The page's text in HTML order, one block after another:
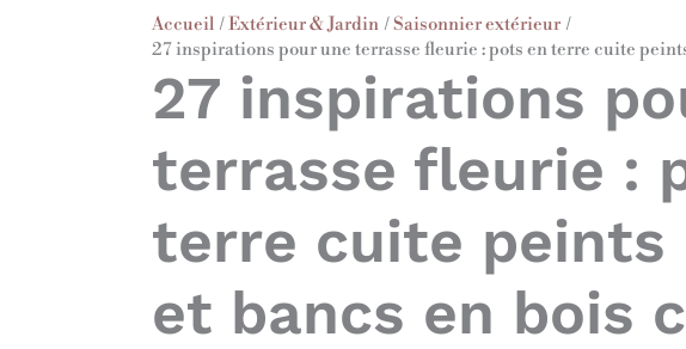
Accueil Extérieur & Jardin
Saisonnier extérieur
27 inspirations pour une terrasse fleurie : pots en terre cuite
27 inspirations
terrasse fleurie :
terre cuite peints
et bancs en bois